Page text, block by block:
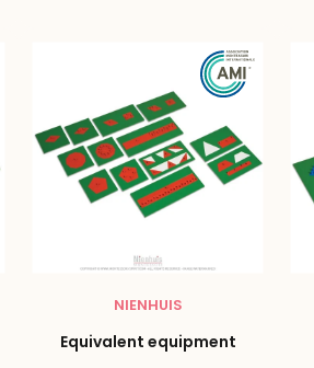
NIENHUIS
Equivalent equipment